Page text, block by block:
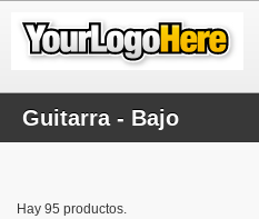
Guitarra - Bajo
Hay 95 productos.